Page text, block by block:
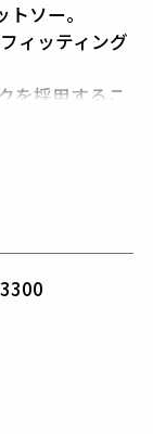
ソー。
ィッティング
を採用するこ
ズとなりま
幅広いスタイ
発熱して保温
糸を使用した